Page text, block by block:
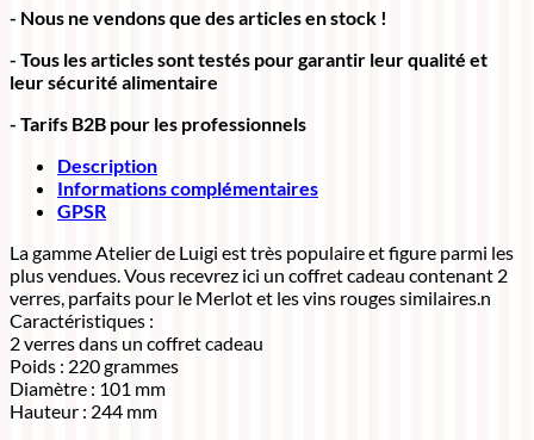
- Nous ne vendons que des articles en stock !
- Tous les articles sont testés pour garantir leur qualité et
leur sécurité alimentaire
- Tarifs B2B pour les professionnels
Description
Informations complémentaires
GPSR
La gamme Atelier de Luigi est très populaire et figure parmi les
plus vendues. Vous recevrez ici un coffret cadeau contenant 2
verres, parfaits pour le Merlot et les vins rouges similaires.n
Caractéristiques :
2 verres dans un coffret cadeau
Poids : 220 grammes
Diamètre : 101 mm
Hauteur : 244 mm